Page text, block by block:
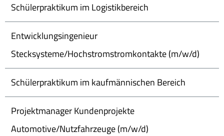
Schülerpraktikum im Logistikbereich
Entwicklungsingenieur
Stecksysteme/Hochstromstromkontakte (m/w/d)
Schülerpraktikum im kaufmännischen Bereich
Projektmanager Kundenprojekte
Automotive/Nutzfahrzeuge (m/w/d)